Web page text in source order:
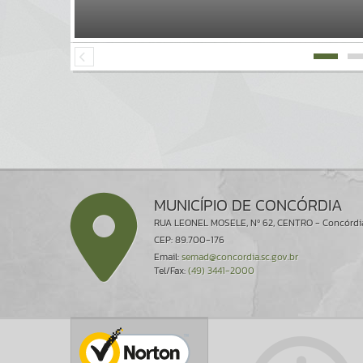
MUNICÍPIO DE CONCÓRDIA
RUA LEONEL MOSELE, Nº 62, CENTRO -
CEP: 89.700-176
Email:semad@concordia.sc.gov.br
Tel/Fax:(49) 3441-2000